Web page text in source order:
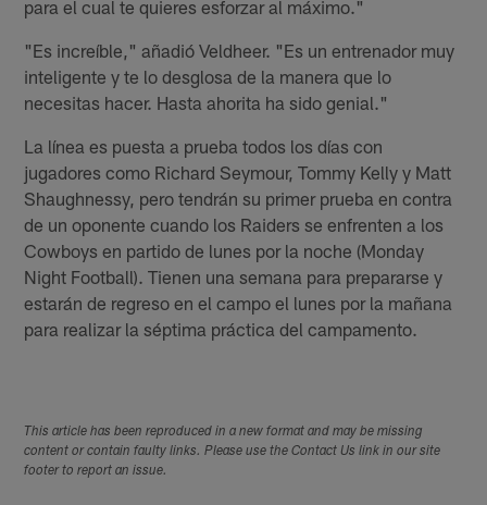
para el cual te quieres esforzar al máximo."
"Es increíble," añadió Veldheer. "Es un entrenador muy
inteligente y te lo desglosa de la manera que lo
necesitas hacer. Hasta ahorita ha sido genial."
La línea es puesta a prueba todos los días con
jugadores como Richard Seymour, Tommy Kelly y Matt
Shaughnessy, pero tendrán su primer prueba en contra
de un oponente cuando los Raiders se enfrenten a los
Cowboys en partido de lunes por la noche (Monday
Night Football). Tienen una semana para prepararse y
estarán de regreso en el campo el lunes por la mañana
para realizar la séptima práctica del campamento.
This article has been reproduced in a new format and may be missing
content or contain faulty links. Please use the Contact Us link in our site
footer to report an issue.